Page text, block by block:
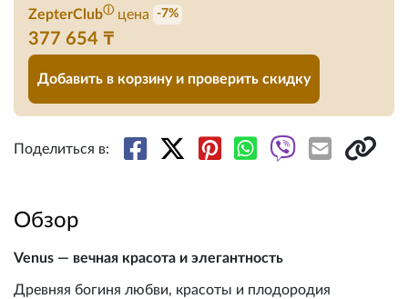
ZepterClubⓘ цена -7%
377 654 ₸
Добавить в корзину и проверить скидку
Поделиться в:
Обзор
Venus — вечная красота и элегантность
Древняя богиня любви, красоты и плодородия